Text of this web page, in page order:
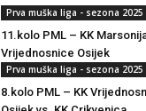
Prva muška liga - sezona 2025
11.kolo PML – KK
Vrijednosnice Osijek
Prva muška liga - sezona 2025
8.kolo PML – KK